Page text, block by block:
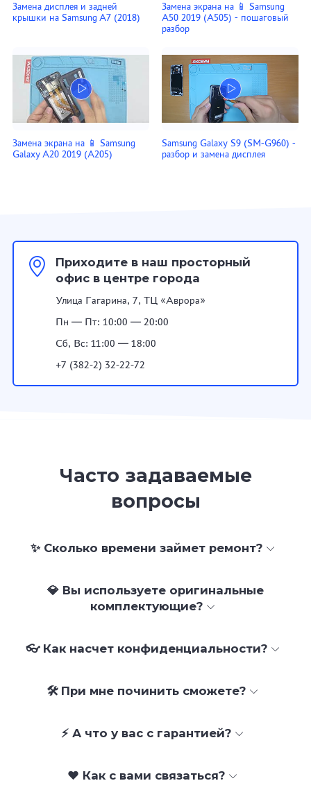
Замена дисплея и задней
крышки на Samsung A7 (2018)
Замена экрана на 📱 Samsung
A50 2019 (A505) - пошаговый
разбор
Замена экрана на 📱 Samsung
Galaxy A20 2019 (A205)
Samsung Galaxy S9 (SM-G960) -
разбор и замена дисплея
Приходите в наш просторный
офис в центре города
Улица Гагарина, 7, ТЦ «Аврора»
Пн — Пт: 10:00 — 20:00
Сб, Вс: 11:00 — 18:00
+7 (382-2) 32-22-72
Часто задаваемые
вопросы
✨ Сколько времени займет ремонт?
💎 Вы используете оригинальные
комплектующие?
👓 Как насчет конфиденциальности?
🛠 При мне починить сможете?
⚡ А что у вас с гарантией?
❤️ Как с вами связаться?